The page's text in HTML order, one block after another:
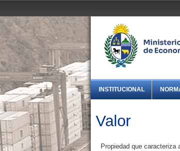
INSTITUCIONAL
Valor
Propiedad que